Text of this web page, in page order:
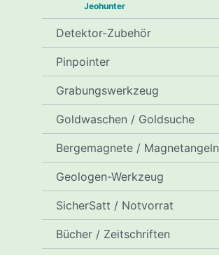
Jeohunter
Detektor-Zubehör
Pinpointer
Grabungswerkzeug
Goldwaschen / Goldsuche
Bergemagnete / Magnetangeln
Geologen-Werkzeug
SicherSatt / Notvorrat
Bücher / Zeitschriften